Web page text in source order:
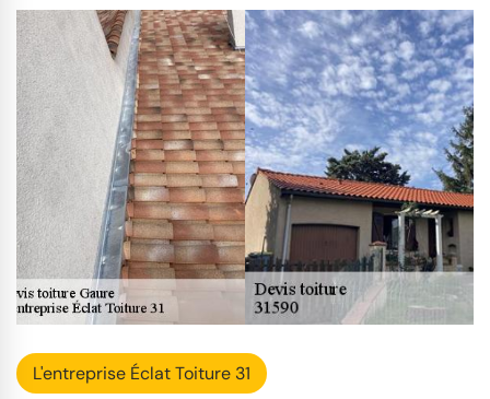
L'entreprise Éclat Toiture 31